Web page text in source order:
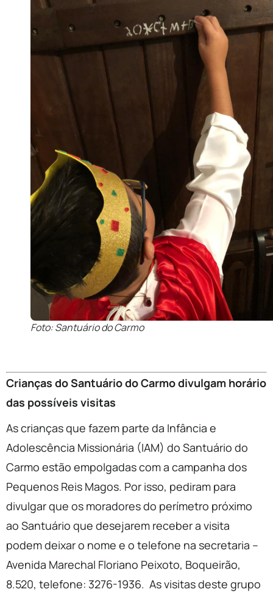
Foto: Santuário do Carmo
Crianças do Santuário do Carmo divulgam horário
das possíveis visitas
As crianças que fazem parte da Infância e
Adolescência Missionária (IAM) do Santuário do
Carmo estão empolgadas com a campanha dos
Pequenos Reis Magos. Por isso, pediram para
divulgar que os moradores do perímetro próximo
ao Santuário que desejarem receber a visita
podem deixar o nome e o telefone na secretaria –
Avenida Marechal Floriano Peixoto, Boqueirão,
8.520, telefone: 3276-1936. As visitas deste grupo